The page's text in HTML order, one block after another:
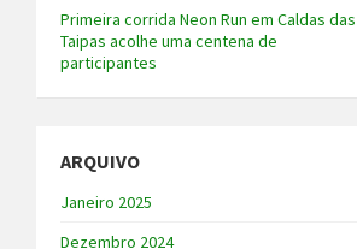
Primeira corrida Neon Run em Caldas das
Taipas acolhe uma centena de
participantes
ARQUIVO
Janeiro 2025
Dezembro 2024